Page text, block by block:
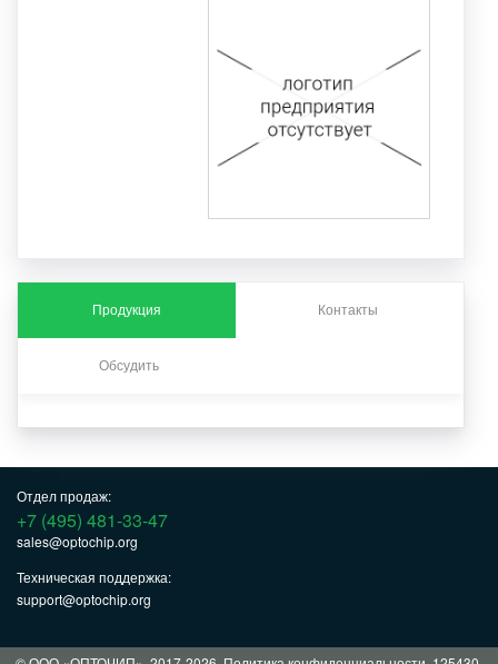
Продукция Контакты
Обсудить
Отдел продаж:
+7 (495) 481-33-47
sales@optochip.org
Техническая поддержка:
support@optochip.org